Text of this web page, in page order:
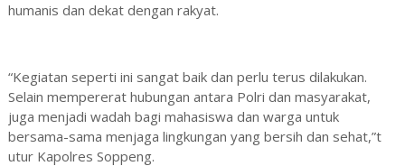
humanis dan dekat dengan rakyat.
“Kegiatan seperti ini sangat baik dan perlu terus dilakukan.
Selain mempererat hubungan antara Polri dan masyarakat,
juga menjadi wadah bagi mahasiswa dan warga untuk
bersama-sama menjaga lingkungan yang bersih dan sehat,”t
utur Kapolres Soppeng.